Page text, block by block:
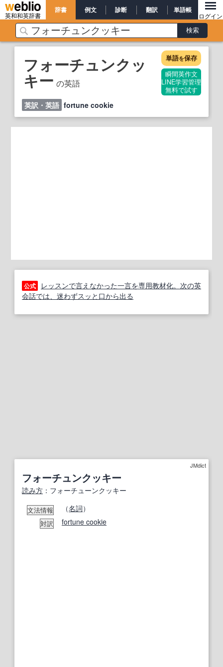
英和和英辞書
辞書 例文 診断 翻訳 単語帳
ログイン
フォーチュンクッ
キー の英語
単語を保存
瞬間英作文
LINE学習管理
無料で試す
英訳・英語 fortune cookie
公式
レッスンで言えなかった一言を専用教材化。次の英
会話では、迷わずスッと口から出る
JMdict
フォーチュンクッキー
読み方 ：フォーチューンクッキー
文法情報 （名詞）
対訳 fortune cookie